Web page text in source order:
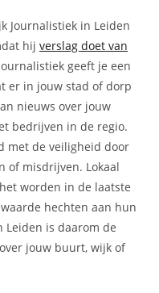
Journalistiek in Leiden
hij verslag doet van
geeft je een
er in jouw stad of dorp
nieuws over jouw
bedrijven in de regio.
met de veiligheid door
of misdrijven. Lokaal
worden in de laatste
hechten aan hun
Leiden is daarom de
jouw buurt, wijk of